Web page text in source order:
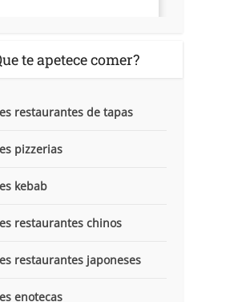
te apetece comer?
restaurantes de tapas
pizzerias
kebab
restaurantes chinos
restaurantes japoneses
enotecas